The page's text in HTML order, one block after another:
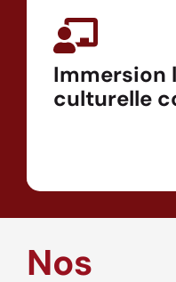
Immersion
culturelle
Nos